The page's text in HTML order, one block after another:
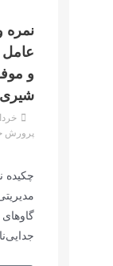
عامل
و
شیری
خرداد ۳۰,
پرورش